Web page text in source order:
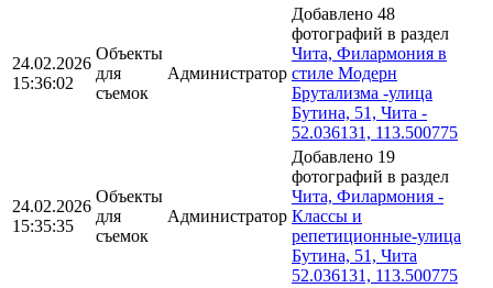
24.02.2026
15:36:02
Объекты
для
съемок
Администратор
Добавлено 48
фотографий в раздел
Чита, Филармония в
стиле Модерн
Брутализма -улица
Бутина, 51, Чита -
52.036131, 113.500775
24.02.2026
15:35:35
Объекты
для
съемок
Администратор
Добавлено 19
фотографий в раздел
Чита, Филармония -
Классы и
репетиционные-улица
Бутина, 51, Чита
52.036131, 113.500775